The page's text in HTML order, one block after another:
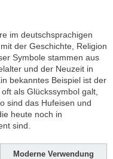
im deutschsprachigen
der Geschichte, Religion
Symbole stammen aus
und der Neuzeit in
bekanntes Beispiel ist der
als Glückssymbol galt,
sind das Hufeisen und
heute noch in
sind.
Moderne Verwendung